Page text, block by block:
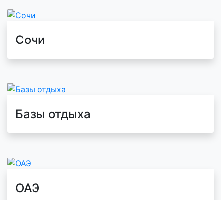
Сочи
Базы отдыха
ОАЭ